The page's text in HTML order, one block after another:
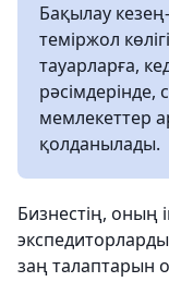
Бақылау
теміржол
тауарларға,
мемлекеттер
қолданылады.
Бизнестің, оның
заң талаптарын